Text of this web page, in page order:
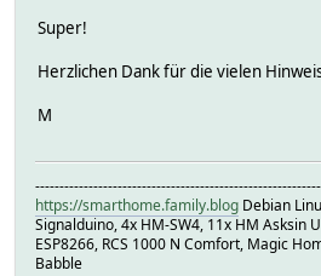
Super!
Herzlichen Dank für die vielen
M
-----------------------------------------------------------
https://smarthome.family.blog Debian
Signalduino, 4x HM-SW4, 11x HM Asksin
ESP8266, RCS 1000 N Comfort, Magic
Babble